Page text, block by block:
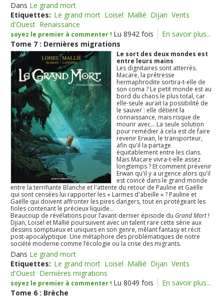
Dans Le grand mort
Etiquettes: Le grand mort Loisel Mallié Dijan Vents
d'Ouest Renaissance
soyez le premier à commenter ! Lu 8942 fois
En savoir plus...
Tome 7 : Dernières migrations
Le sort des deux mondes est
entre leurs mains
Les dignitaires sont atterrés.
Macare, la prêtresse
hermaphrodite sortira-t-elle de
son coma ? Le petit monde est au
bord du chaos le plus total, car
elle-seule aurait la possibilité de
le sauver : elle détient la
connaissance, mais risque de
mourir avec... La seule solution
pour remédier à cela est de faire
revenir Erwan, le transporteur,
afin qu'il la partage
équitablement entre les clans.
Mais Macare vivra-t-elle assez
longtemps ? Et comment prévenir
Erwan qu'il y a urgence alors qu'il
est coincé dans le grand monde
entre la terrifiante Blanche et l'attente du retour de Pauline et Gaëlle
qui sont censées lui rapporter les « Larmes d'abeille » ? Pauline et
Gaëlle qui doivent affronter les pires dangers, tout en protégeant les
fioles contenant le précieux liquide...
Beaucoup de révélations pour l’avant-dernier épisode du Grand Mort!
Djian, Loisel et Mallié poursuivent avec un talent rare cette série aux
dessins somptueux et uniques en son genre, mêlant fantasy et récit
post-apocalyptique. Une métaphore des problématiques de notre
société moderne comme l’écologie ou la crise des migrants.
Dans Le grand mort
Etiquettes: Le grand mort Loisel Mallié Dijan Vents
d'Ouest Dernières migrations
soyez le premier à commenter ! Lu 8049 fois
En savoir plus...
Tome 6 : Brèche